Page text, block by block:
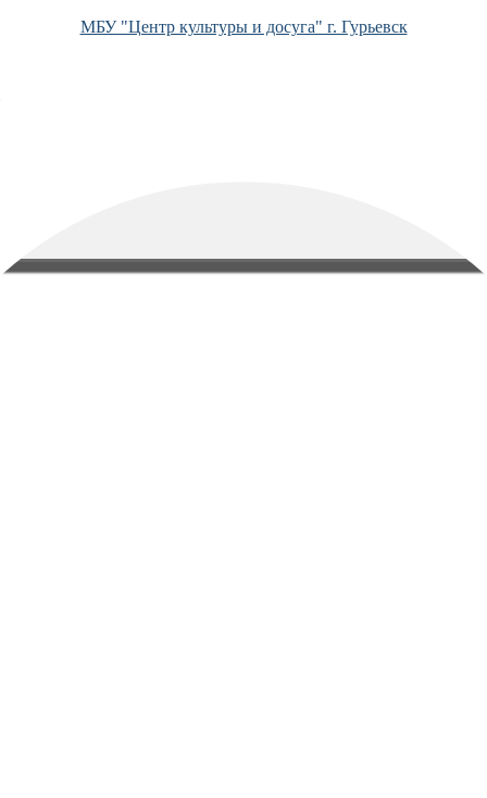
МБУ "Центр культуры и досуга" г. Гурьевск